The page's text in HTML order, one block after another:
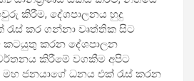
කිරීම, දේශපාලනය හුදු
කර ගන්නා වෘත්තික සිට
කටයුතු කරන දේශපාලන
කිරීමේ වගකීම අපිට
මහ ජනයාගේ ධනය එක් රැස් කරන